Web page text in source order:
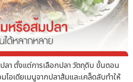
ลา ตั้งแต่การเลือกปลา วัตถุดิบ ขั้นตอน
อเดียเมนูจากปลาส้มและเคล็ดลับทำให้